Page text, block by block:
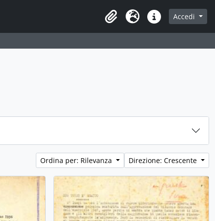
Area di lavoro
Lingua Collegamenti veloci
Accedi
Ordina per: Rilevanza Direzione: Crescente